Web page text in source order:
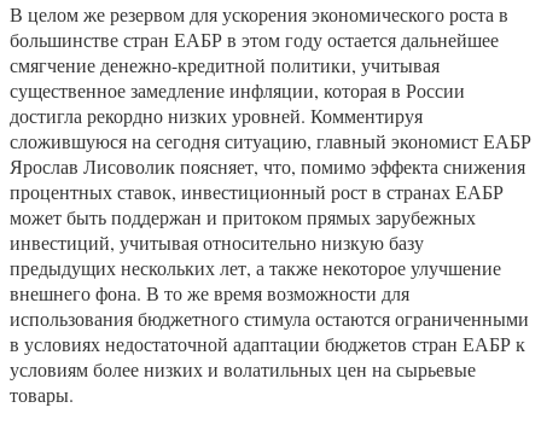
В целом же резервом для ускорения экономического роста в
большинстве стран ЕАБР в этом году остается дальнейшее
смягчение денежно-кредитной политики, учитывая
существенное замедление инфляции, которая в России
достигла рекордно низких уровней. Комментируя
сложившуюся на сегодня ситуацию, главный экономист ЕАБР
Ярослав Лисоволик поясняет, что, помимо эффекта снижения
процентных ставок, инвестиционный рост в странах ЕАБР
может быть поддержан и притоком прямых зарубежных
инвестиций, учитывая относительно низкую базу
предыдущих нескольких лет, а также некоторое улучшение
внешнего фона. В то же время возможности для
использования бюджетного стимула остаются ограниченными
в условиях недостаточной адаптации бюджетов стран ЕАБР к
условиям более низких и волатильных цен на сырьевые
товары.